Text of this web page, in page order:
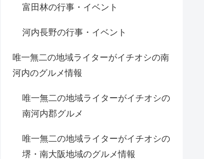
富田林の行事・イベント
河内長野の行事・イベント
唯一無二の地域ライターがイチオシの南
河内のグルメ情報
唯一無二の地域ライターがイチオシの
南河内郡グルメ
唯一無二の地域ライターがイチオシの
堺・南大阪地域のグルメ情報